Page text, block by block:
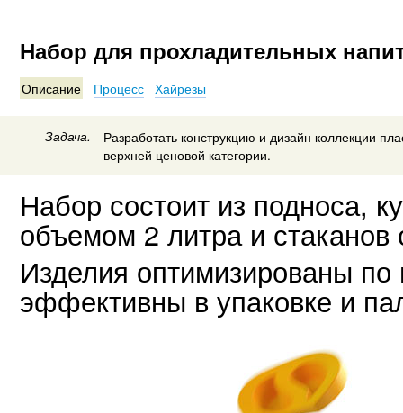
Набор для прохладительных
Описание Процесс Хайрезы
Задача.
Разработать конструкцию и дизайн коллекции
верхней ценовой категории.
Набор состоит из подноса,
объемом 2 литра и
Изделия оптимизированы
эффективны в упаковке и